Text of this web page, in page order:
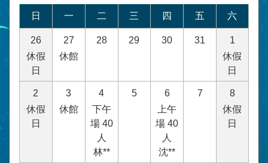
日 一 二 三 四 五 六
26
休假
日
27
休館
28 29 30 31
1
休假
日
2
休假
日
3
休館
4
下午
場 40
人
林**
5
6
上午
場 40
人
沈**
7
8
休假
日